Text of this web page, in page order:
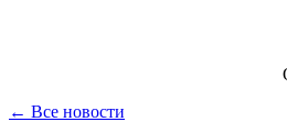
← Все новости